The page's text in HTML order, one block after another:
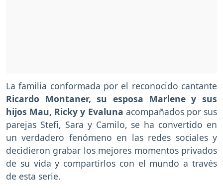
La familia conformada por el reconocido cantante
Ricardo Montaner, su esposa Marlene y sus
hijos Mau, Ricky y Evaluna acompañados por sus
parejas Stefi, Sara y Camilo, se ha convertido en
un verdadero fenómeno en las redes sociales y
decidieron grabar los mejores momentos privados
de su vida y compartirlos con el mundo a través
de esta serie.